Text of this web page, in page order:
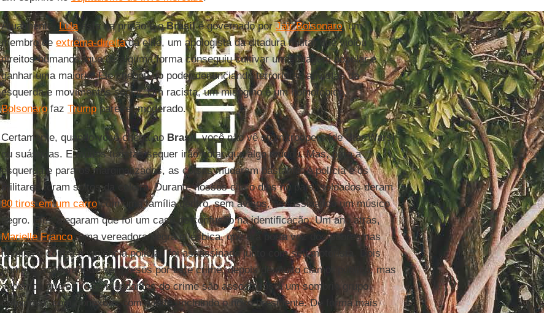
Atualmente,Lulaesta na prisão e oBrasilé governado porJair Bolsonaro, um
membro de extrema-direitada elite, um apologista da ditadura militar que violou
direitos humanos, que de alguma forma conseguiu cultivar uma imagem popular e
ganhar uma maioria. Ele chegou ao poder denunciando terroristas ativistas da
esquerda e movimentos social. Um racista, um misógino e um homofóbico,
Bolsonarofaz Trumpparecer moderado.
Certamente, quando você chega ao Brasil, você não vê stormtroopers [de Star Wars]
ou suásticas. E muitos turistas sequer irão notar que algo mudou. Mas, para a
esquerda e para os marginalizados, as coisas mudaram bastante. A polícia e os
militares foram soltos da coleira. Durante nossos cinco dias no país, soldados deram
80 tiros em um carrocom uma família dentro, sem avisos, assassinando um músico
negro. Eles alegaram que foi um caso de confusão na identificação. Um ano atrás,
Marielle Franco, uma vereadora negra e lésbica, que era porta voz dos pobres nas
favelas e contra a violência policial, foi assassinada junto com seu motorista. Dois
homens acabaram de ser presos por este crime, depois de muito clamor público, mas
sabemos que os reais mandantes do crime são associados à um sombrio grupo
criminoso, com conexões com a elite, incluindo o novo presidente. De forma mais